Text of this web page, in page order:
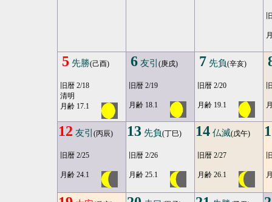
5 先勝(己酉)
旧暦 2/18
清明
月齢 17.1
6 友引 (庚戌)
旧暦 2/19
月齢 18.1
7 先負(辛亥)
旧暦 2/20
月齢 19.1
12 友引 (丙辰)
旧暦 2/25
月齢 24.1
13 先負(丁巳)
旧暦 2/26
月齢 25.1
14 仏滅(戊午)
旧暦 2/27
月齢 26.1